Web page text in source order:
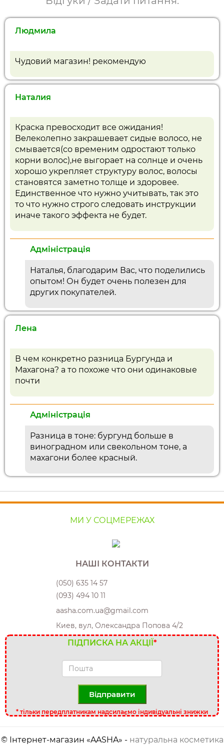
Людмила
Чудовий магазин! рекомендую
Наталия
Краска превосходит все ожидания!
Велеколепно закрашевает сидые волосо, не
смывается(со временим одростают только
корни волос),не выгорает на солнце и очень
хорошо укрепляет структуру волос, волосы
становятся заметно толще и здоровее.
Единственное что нужно учитывать, так это
то что нужно строго следовать инструкции
иначе такого эффекта не будет.
Адміністрація
Наталья, благодарим Вас, что поделились
опытом! Он будет очень полезен для
других покупателей.
Лена
В чем конкретно разница Бургунда и
Махагона? а то похоже что они одинаковые
почти
Адміністрація
Разница в тоне: бургунд больше в
виноградном или свекольном тоне, а
махагони более красный.
МИ У СОЦМЕРЕЖАХ
НАШІ КОНТАКТИ
(050) 635 14 57
(093) 494 10 11
aasha.com.ua@gmail.com
Киев, вул, Олександра Попова 4/2
ПІДПИСКА НА АКЦІЇ*
Відправити
* тільки передплатникам надсилаємо індивідуальні знижки
© Інтернет-магазин «AASHA» - натуральна косметика